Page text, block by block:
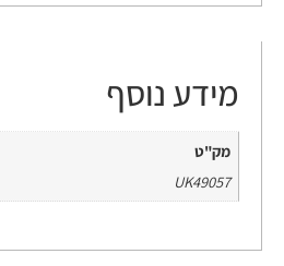
מידע נוסף
מק"ט
UK49057